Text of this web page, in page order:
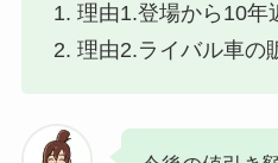
理由1.登場から10年
理由2.ライバル車の